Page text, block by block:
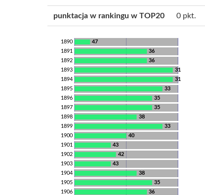
punktacja w rankingu w TOP20 0 pkt.
47
1890
36
1891
36
1892
31
1893
31
1894
33
1895
35
1896
35
1897
38
1898
33
1899
40
1900
43
1901
42
1902
43
1903
38
1904
35
1905
36
1906